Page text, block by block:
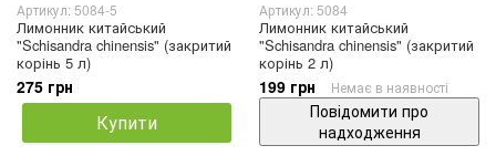
Артикул: 5084-5
Лимонник китайський
"Schisandra chinensis" (закритий
корінь 5 л)
275 грн
Купити
Артикул: 5084
Лимонник китайський
"Schisandra chinensis" (закритий
корінь 2 л)
199 грн Немає в наявності
Повідомити про
надходження